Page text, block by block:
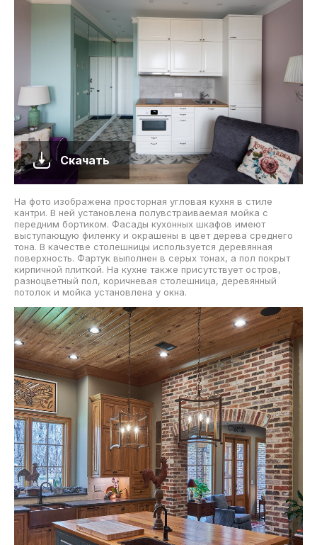
Скачать
На фото изображена просторная угловая кухня в стиле
кантри. В ней установлена полувстраиваемая мойка с
передним бортиком. Фасады кухонных шкафов имеют
выступающую филенку и окрашены в цвет дерева среднего
тона. В качестве столешницы используется деревянная
поверхность. Фартук выполнен в серых тонах, а пол покрыт
кирпичной плиткой. На кухне также присутствует остров,
разноцветный пол, коричневая столешница, деревянный
потолок и мойка установлена у окна.